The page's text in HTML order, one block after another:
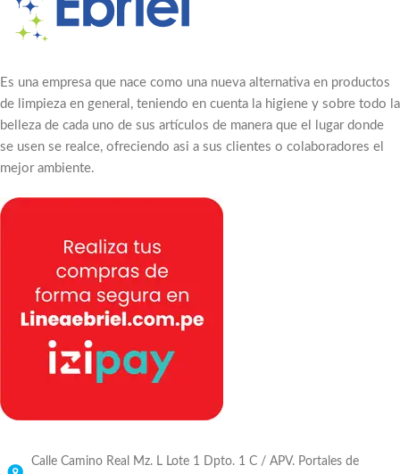
Es una empresa que nace como una nueva alternativa en productos
de limpieza en general, teniendo en cuenta la higiene y sobre todo la
belleza de cada uno de sus artículos de manera que el lugar donde
se usen se realce, ofreciendo asi a sus clientes o colaboradores el
mejor ambiente.
Calle Camino Real Mz. L Lote 1 Dpto. 1 C / APV. Portales de